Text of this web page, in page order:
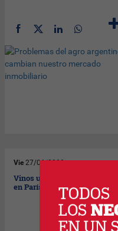
Vie 27/06/2008
Vinos uruguayos destacados
en París